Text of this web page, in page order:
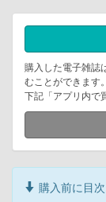
購入した電子雑誌
むことができます
下記「アプリ内で
購入前に目